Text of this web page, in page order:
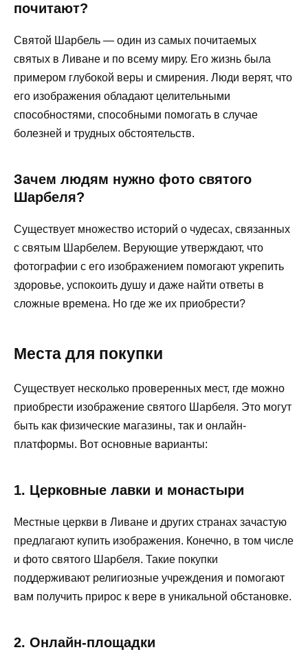
почитают?
Святой Шарбель — один из самых почитаемых
святых в Ливане и по всему миру. Его жизнь была
примером глубокой веры и смирения. Люди верят, что
его изображения обладают целительными
способностями, способными помогать в случае
болезней и трудных обстоятельств.
Зачем людям нужно фото святого
Шарбеля?
Существует множество историй о чудесах, связанных
с святым Шарбелем. Верующие утверждают, что
фотографии с его изображением помогают укрепить
здоровье, успокоить душу и даже найти ответы в
сложные времена. Но где же их приобрести?
Места для покупки
Существует несколько проверенных мест, где можно
приобрести изображение святого Шарбеля. Это могут
быть как физические магазины, так и онлайн-
платформы. Вот основные варианты:
1. Церковные лавки и монастыри
Местные церкви в Ливане и других странах зачастую
предлагают купить изображения. Конечно, в том числе
и фото святого Шарбеля. Такие покупки
поддерживают религиозные учреждения и помогают
вам получить прирос к вере в уникальной обстановке.
2. Онлайн-площадки